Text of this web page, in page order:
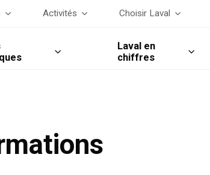
Activités Choisir Laval
Laval en
chiffres